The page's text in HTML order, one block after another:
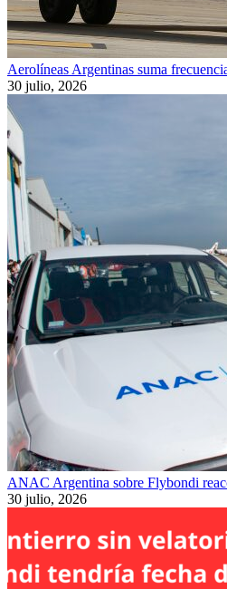
Aerolíneas Argentinas suma
30 julio, 2026
ANAC Argentina sobre Flybondi
30 julio, 2026